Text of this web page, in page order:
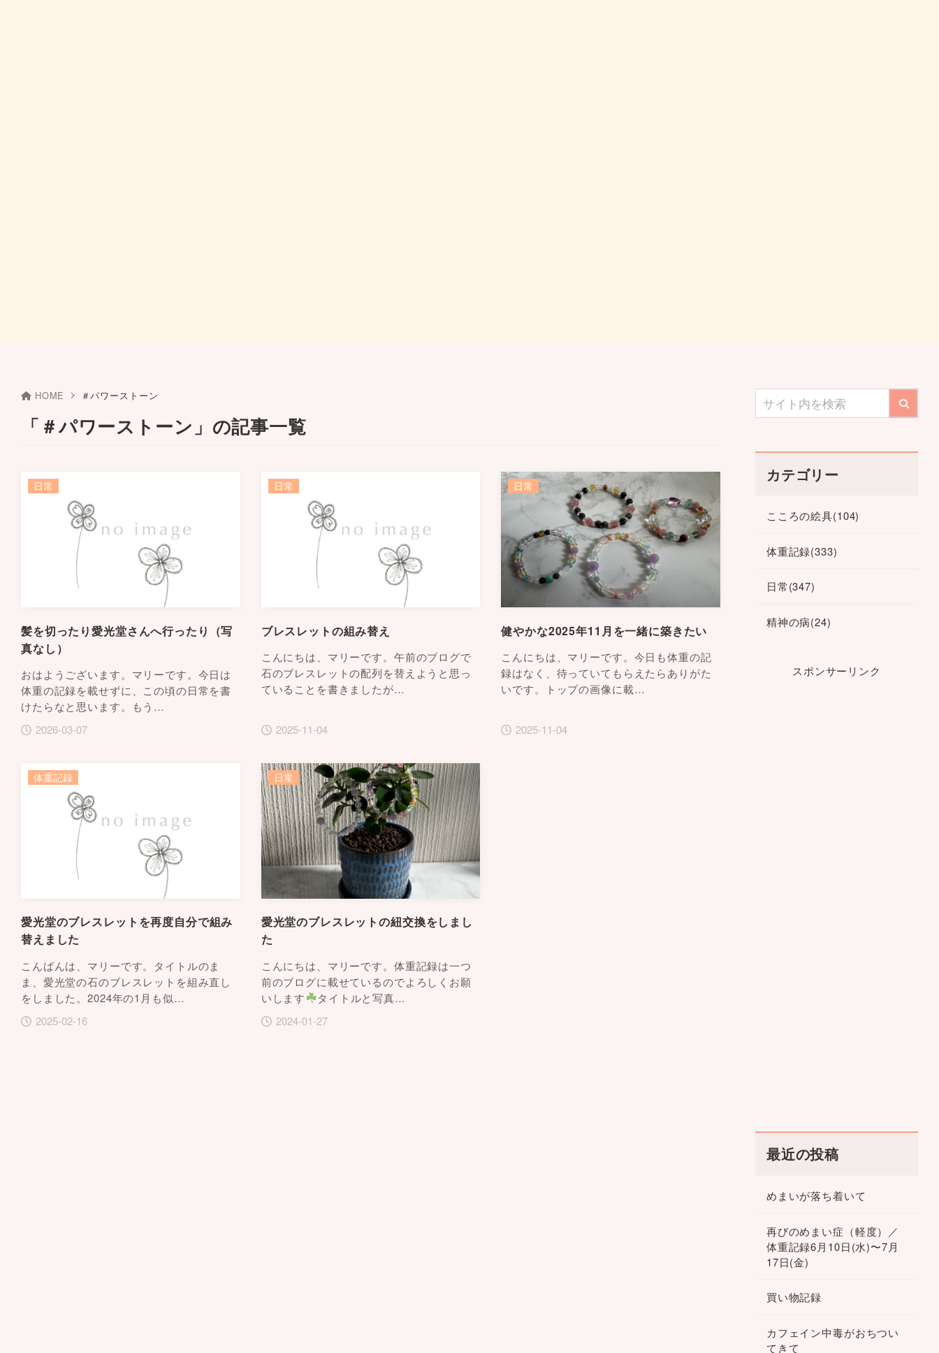
HOME ＃パワーストーン
「＃パワーストーン」の記事一覧
髪を切ったり愛光堂さんへ行ったり（写
真なし）
おはようございます。マリーです。今日は
体重の記録を載せずに、この頃の日常を書
けたらなと思います。もう…
2026-03-07
日常
ブレスレットの組み替え
こんにちは、マリーです。午前のブログで
石のブレスレットの配列を替えようと思っ
ていることを書きましたが…
2025-11-04
日常
健やかな2025年11月を一緒に築きたい
こんにちは、マリーです。今日も体重の記
録はなく、待っていてもらえたらありがた
いです。トップの画像に載…
2025-11-04
日常
愛光堂のブレスレットを再度自分で組み
替えました
こんばんは、マリーです。タイトルのま
ま、愛光堂の石のブレスレットを組み直し
をしました。2024年の1月も似…
2025-02-16
体重記録
愛光堂のブレスレットの紐交換をしまし
た
こんにちは、マリーです。体重記録は一つ
前のブログに載せているのでよろしくお願
いします
タイトルと写真…
2024-01-27
日常
カテゴリー
こころの絵具(104)
体重記録(333)
日常(347)
精神の病(24)
スポンサーリンク
最近の投稿
めまいが落ち着いて
再びのめまい症（軽度）／
体重記録6月10日(水)〜7月
17日(金)
買い物記録
カフェイン中毒がおちつい
てきて